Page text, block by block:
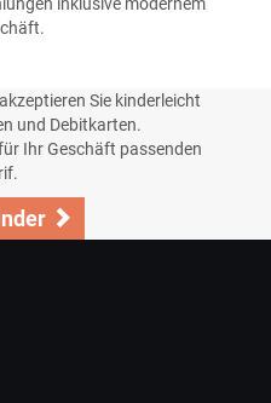
Sie kinderleicht
und Debitkarten.
Ihr Geschäft passenden